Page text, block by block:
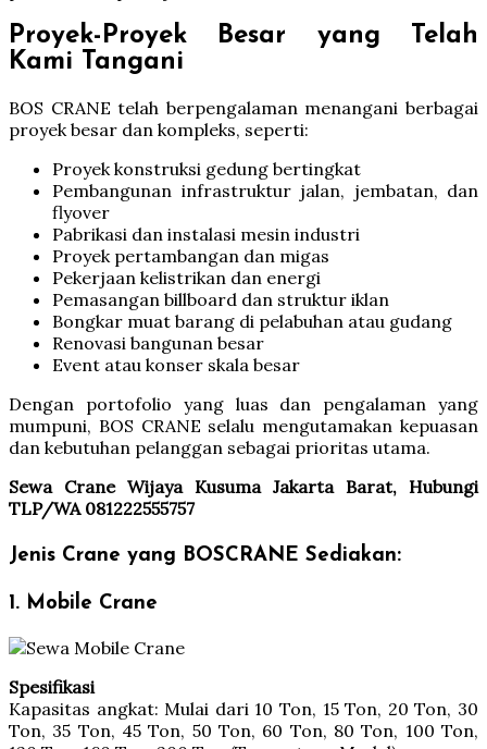
Proyek-Proyek Besar yang Telah
Kami Tangani
BOS CRANE telah berpengalaman menangani berbagai
proyek besar dan kompleks, seperti:
Proyek konstruksi gedung bertingkat
Pembangunan infrastruktur jalan, jembatan, dan
flyover
Pabrikasi dan instalasi mesin industri
Proyek pertambangan dan migas
Pekerjaan kelistrikan dan energi
Pemasangan billboard dan struktur iklan
Bongkar muat barang di pelabuhan atau gudang
Renovasi bangunan besar
Event atau konser skala besar
Dengan portofolio yang luas dan pengalaman yang
mumpuni, BOS CRANE selalu mengutamakan kepuasan
dan kebutuhan pelanggan sebagai prioritas utama.
Sewa Crane Wijaya Kusuma Jakarta Barat, Hubungi
TLP/WA 081222555757
Jenis Crane yang BOSCRANE Sediakan:
1. Mobile Crane
Spesifikasi
Kapasitas angkat: Mulai dari 10 Ton, 15 Ton, 20 Ton, 30
Ton, 35 Ton, 45 Ton, 50 Ton, 60 Ton, 80 Ton, 100 Ton,